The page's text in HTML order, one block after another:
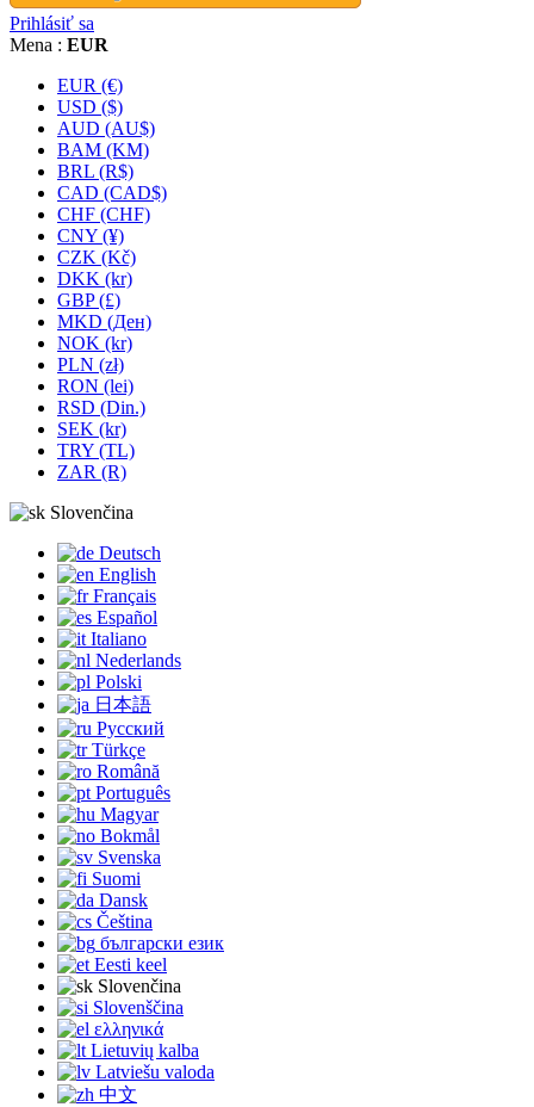
Prihlásiť sa
Mena : EUR
EUR (€)
USD ($)
AUD (AU$)
BAM (KM)
BRL (R$)
CAD (CAD$)
CHF (CHF)
CNY (¥)
CZK (Kč)
DKK (kr)
GBP (£)
MKD (Ден)
NOK (kr)
PLN (zł)
RON (lei)
RSD (Din.)
SEK (kr)
TRY (TL)
ZAR (R)
Slovenčina
Deutsch
English
Français
Español
Italiano
Nederlands
Polski
日本語
Русский
Türkçe
Română
Português
Magyar
Bokmål
Svenska
Suomi
Dansk
Čeština
български език
Eesti keel
Slovenčina
Slovenščina
ελληνικά
Lietuvių kalba
Latviešu valoda
中文